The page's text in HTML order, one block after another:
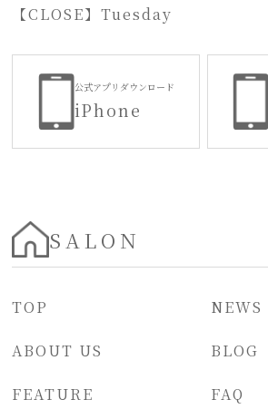
【CLOSE】Tuesday
公式アプリダウンロード
iPhone
SALON
TOP
ABOUT US
FEATURE
NEWS
BLOG
FAQ